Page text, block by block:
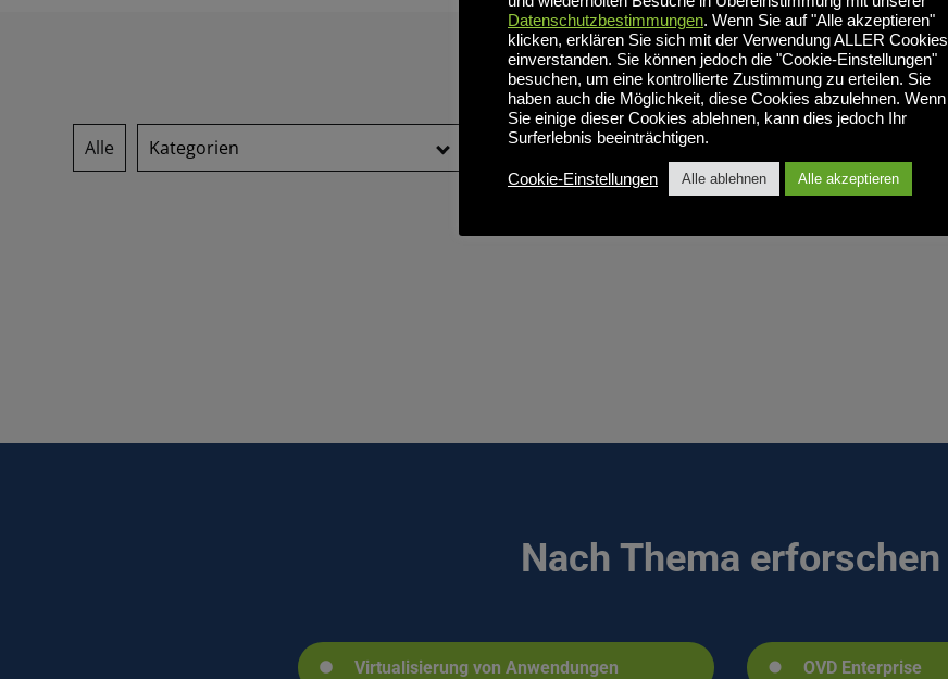
Alle Artikel erkunden
Alle Kategorien
Nach Thema erforschen
Virtualisierung von Anwendungen OVD Enterprise
Datenschutzbestimmungen. Wenn Sie auf "Alle akzeptieren"
klicken, erklären Sie sich mit der Verwendung ALLER Cookies
einverstanden. Sie können jedoch die "Cookie-Einstellungen"
besuchen, um eine kontrollierte Zustimmung zu erteilen. Sie
haben auch die Möglichkeit, diese Cookies abzulehnen. Wenn
Sie einige dieser Cookies ablehnen, kann dies jedoch Ihr
Surferlebnis beeinträchtigen.
Cookie-Einstellungen Alle ablehnen Alle akzeptieren